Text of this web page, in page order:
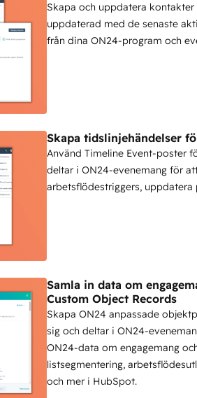
Skapa och uppdatera
uppdaterad med de senaste
från dina ON24-program och
Skapa tidslinjehändelser
Använd Timeline Event-poster
deltar i ON24-evenemang för
arbetsflödestriggers,
Samla in data om
Custom Object Records
Skapa ON24 anpassade
sig och deltar i ON24-
ON24-data om engagemang
listsegmentering,
och mer i HubSpot.